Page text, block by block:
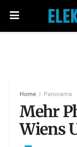
Home Panorama
Mehr
Wiens